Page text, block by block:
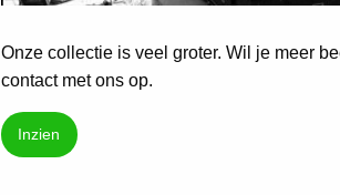
Onze collectie is veel groter. Wil je meer
contact met ons op.
Inzien